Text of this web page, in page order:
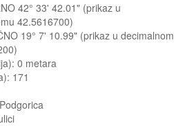
42° 33' 42.01" (prikaz u
42.5616700)
19° 7' 10.99" (prikaz u decimalnom
0 metara
171